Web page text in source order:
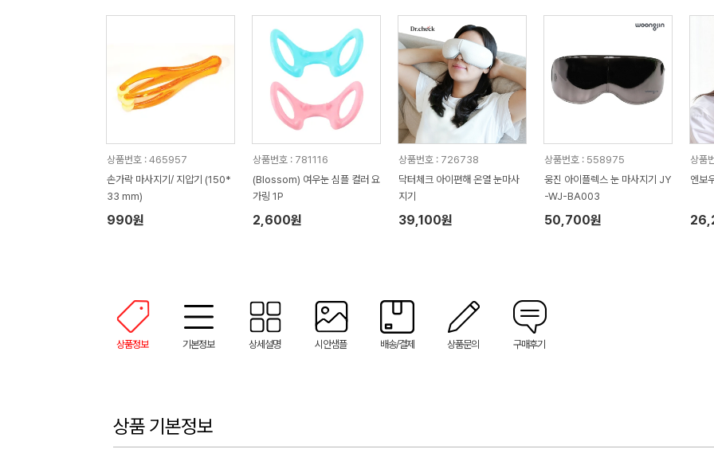
상품번호 : 465957
손가락 마사지기/ 지압기 (150*
33 mm)
990원
상품번호 : 781116
(Blossom) 여우눈 심플 컬러 요
가링 1P
2,600원
상품번호 : 726738
닥터체크 아이편해 온열 눈마사
지기
39,100원
상품번호 : 558975
웅진 아이플렉스 눈 마사지기 JY
-WJ-BA003
50,700원
상품
엔보
상품정보 기본정보 상세설명 시안샘플 배송/결제 상품문의 구매후기
상품 기본정보